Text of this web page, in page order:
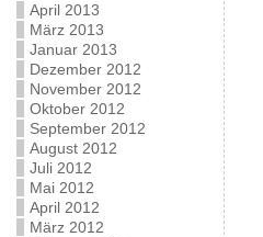
April 2013
März 2013
Januar 2013
Dezember 2012
November 2012
Oktober 2012
September 2012
August 2012
Juli 2012
Mai 2012
April 2012
März 2012